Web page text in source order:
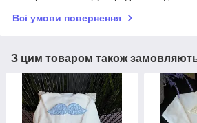
Всі умови повернення
З цим товаром також